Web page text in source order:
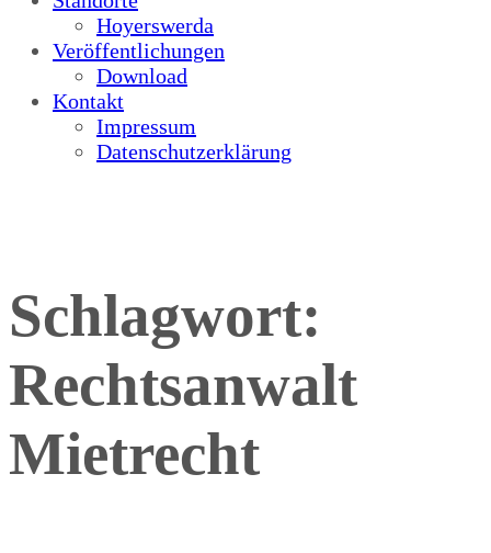
Hoyerswerda
Veröffentlichungen
Download
Kontakt
Impressum
Datenschutzerklärung
Schlagwort:
Rechtsanwalt
Mietrecht